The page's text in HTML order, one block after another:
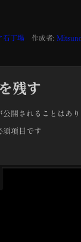
石丁場 作成者:
残す
公開されることはあり
須項目です